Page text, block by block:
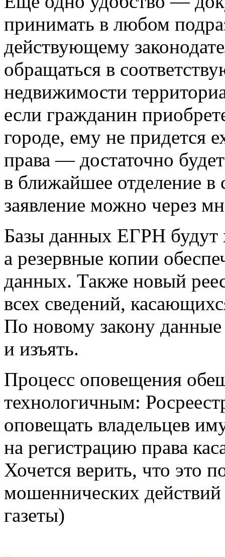
принимать в любом
действующему
обращаться в
недвижимости
если гражданин
городе, ему не придется
права — достаточно
в ближайшее отделение в
заявление можно через
Базы данных ЕГРН будут
а резервные копии
данных. Также новый
всех сведений,
По новому закону данные
и изъять.
Процесс оповещения
технологичным:
оповещать владельцев
на регистрацию права
Хочется верить, что это
мошеннических
газеты)